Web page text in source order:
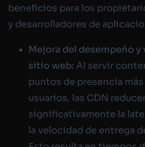
beneficios para los
y desarrolladores de
Mejora del desempeño y
sitio web: Al servir
puntos de presencia
usuarios, las CDN
significativamente la
la velocidad de entrega